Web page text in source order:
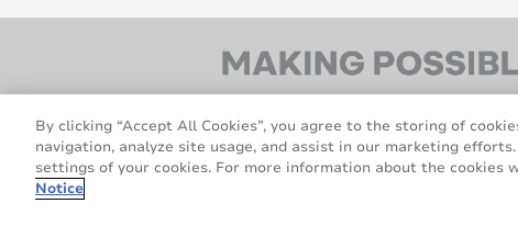
By clicking “Accept All Cookies”, you agree to the storing of
navigation, analyze site usage, and assist in our marketing
settings of your cookies. For more information about the cookies
Notice